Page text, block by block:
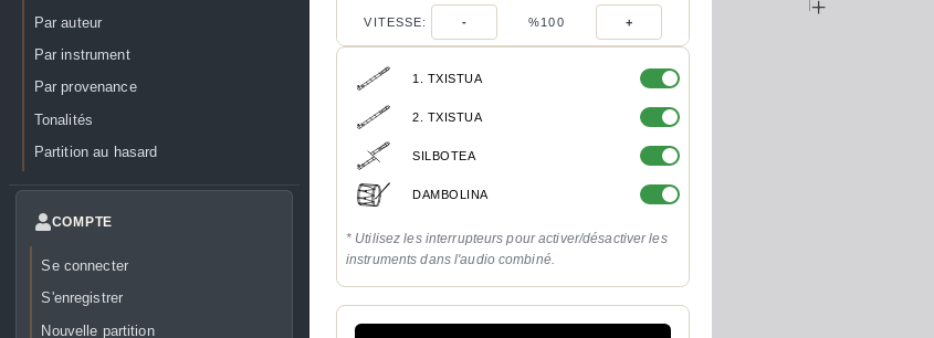
Par auteur
Par instrument
Par provenance
Tonalités
Partition au hasard
COMPTE
Se connecter
S'enregistrer
Nouvelle partition
VITESSE: - %100 +
1. TXISTUA
2. TXISTUA
SILBOTEA
DAMBOLINA
* Utilisez les interrupteurs pour activer/désactiver les
instruments dans l'audio combiné.